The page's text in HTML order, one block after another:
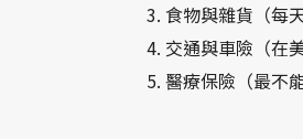
食物與雜貨（每
交通與車險（在
醫療保險（最不